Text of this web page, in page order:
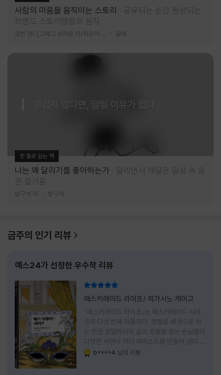
사람의 마음을 움직이는 스토리
공유되는 순간 완성되는
브랜드 스토리텔링의 원칙
알레
즐겁지 않다면, 달릴 이유가 없다
한 줄로 읽는 책
나는 왜 달리기를 좋아하는가
달리면서 깨달은 일상 속 숨
은 즐거움
방구석 저 방구석
금주의 인기 리뷰
예스24가 선정한 우수작 리뷰
매스커레이드 라이프/ 히가시노 게이고
『매스커레이드 라이프』는 매스커레이드 시리
즈의 다섯 번째 작품이다. 호텔을 배경으로 하
는 만큼 호텔리어의 삶과 호텔을 찾는 손님들의
다양한 사연이 여러 에피소드를 만들어 낸다.
주인공은 호텔리어로서의 완벽함을 꿈꾸는 야
b****4 님의 리뷰